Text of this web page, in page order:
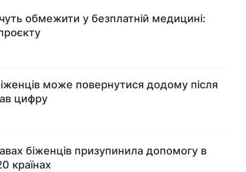
обмежити у безплатній медицині:
може повернутися додому після
цифру
біженців призупинила допомогу в
країнах